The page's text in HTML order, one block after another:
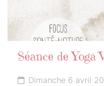
Séance de Yoga
Dimanche 6 avril